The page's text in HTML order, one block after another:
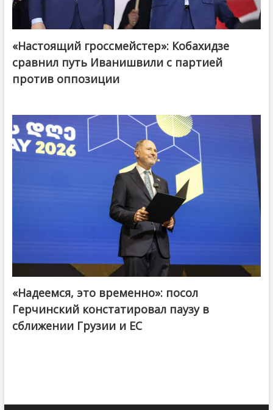
@ქართული ოცნება / Georgian Dream
«Настоящий гроссмейстер»: Кобахидзе
сравнил путь Иванишвили с партией
против оппозиции
«Надеемся, это временно»: посол
Герчинский констатировал паузу в
сближении Грузии и ЕС